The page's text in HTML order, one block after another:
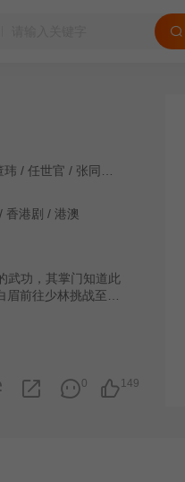
玮 / 任世官 / 张同祖
/ 香港剧 / 港澳
武功，其掌门知道此
前往少林挑战至善
149
0